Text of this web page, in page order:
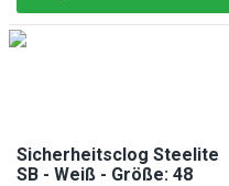
Sicherheitsclog Steelite
SB - Weiß - Größe: 48